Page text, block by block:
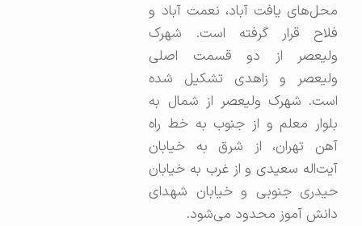
محل‌های یافت آباد، نعمت آباد و
فلاح قرار گرفته است. شهرک
ولیعصر از دو قسمت اصلی
ولیعصر و زاهدی تشکیل شده
است. شهرک ولیعصر از شمال به
بلوار معلم و از جنوب به خط راه
آهن تهران، از شرق به خیابان
آیت‌اله سعیدی و از غرب به خیابان
حیدری جنوبی و خیابان شهدای
دانش آموز محدود می‌شود.